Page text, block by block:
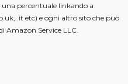
percentuale linkando a
.it etc) e ogni altro sito che può
Amazon Service LLC.